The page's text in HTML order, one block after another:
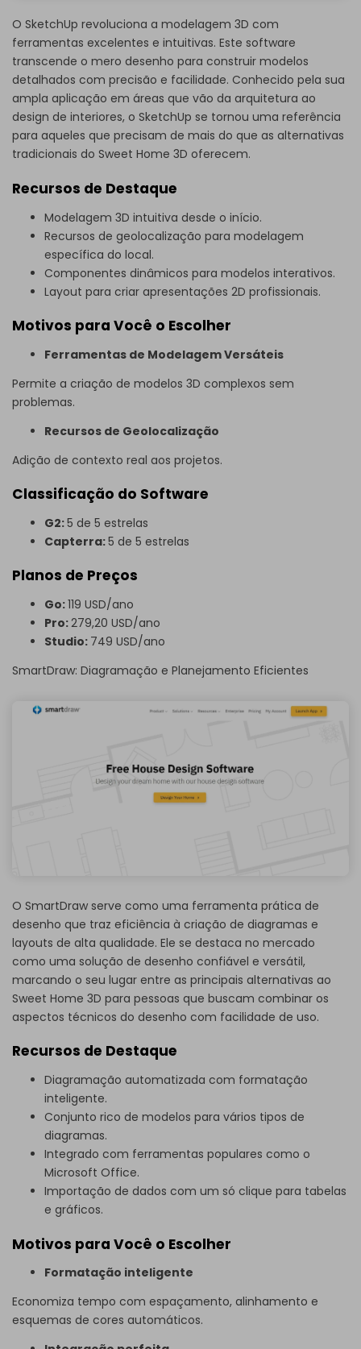
O SketchUp revoluciona a modelagem 3D com
ferramentas excelentes e intuitivas. Este software
transcende o mero desenho para construir modelos
detalhados com precisão e facilidade. Conhecido pela sua
ampla aplicação em áreas que vão da arquitetura ao
design de interiores, o SketchUp se tornou uma referência
para aqueles que precisam de mais do que as alternativas
tradicionais do Sweet Home 3D oferecem.
Recursos de Destaque
Modelagem 3D intuitiva desde o início.
Recursos de geolocalização para modelagem
específica do local.
Componentes dinâmicos para modelos interativos.
Layout para criar apresentações 2D profissionais.
Motivos para Você o Escolher
Ferramentas de Modelagem Versáteis
Permite a criação de modelos 3D complexos sem
problemas.
Recursos de Geolocalização
Adição de contexto real aos projetos.
Classificação do Software
G2:5 de 5 estrelas
Capterra:5 de 5 estrelas
Planos de Preços
Go:119 USD/ano
Pro:279,20 USD/ano
Studio: 749 USD/ano
SmartDraw: Diagramação e Planejamento Eficientes
O SmartDraw serve como uma ferramenta prática de
desenho que traz eficiência à criação de diagramas e
layouts de alta qualidade. Ele se destaca no mercado
como uma solução de desenho confiável e versátil,
marcando o seu lugar entre as principais alternativas ao
Sweet Home 3D para pessoas que buscam combinar os
aspectos técnicos do desenho com facilidade de uso.
Recursos de Destaque
Diagramação automatizada com formatação
inteligente.
Conjunto rico de modelos para vários tipos de
diagramas.
Integrado com ferramentas populares como o
Microsoft Office.
Importação de dados com um só clique para tabelas
e gráficos.
Motivos para Você o Escolher
Formatação inteligente
Economiza tempo com espaçamento, alinhamento e
esquemas de cores automáticos.